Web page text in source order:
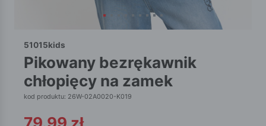
51015kids
pikowany bezrękawnik
chłopięcy na zamek
kod produktu: 26W-02A0020-K019